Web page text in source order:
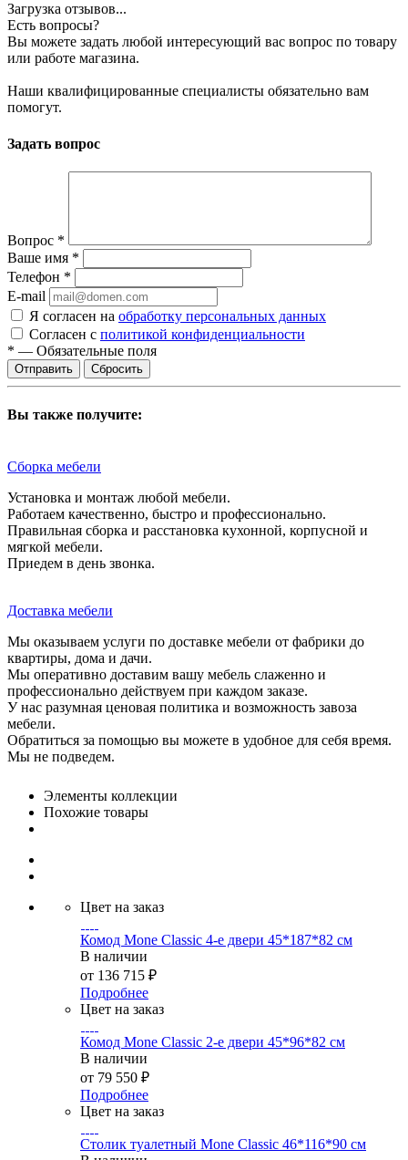
Загрузка отзывов...
Есть вопросы?
Вы можете задать любой интересующий вас вопрос по товару
или работе магазина.
Наши квалифицированные специалисты обязательно вам
помогут.
Задать вопрос
Вопрос *
Ваше имя *
Телефон *
E-mail
Я согласен на обработку персональных данных
Согласен с политикой конфиденциальности
* — Обязательные поля
Сбросить
Вы также получите:
Сборка мебели
Установка и монтаж любой мебели.
Работаем качественно, быстро и профессионально.
Правильная сборка и расстановка кухонной, корпусной и
мягкой мебели.
Приедем в день звонка.
Доставка мебели
Мы оказываем услуги по доставке мебели от фабрики до
квартиры, дома и дачи.
Мы оперативно доставим вашу мебель слаженно и
профессионально действуем при каждом заказе.
У нас разумная ценовая политика и возможность завоза
мебели.
Обратиться за помощью вы можете в удобное для себя время.
Мы не подведем.
Элементы коллекции
Похожие товары
Цвет на заказ
Комод Mone Classic 4-е двери 45*187*82 см
В наличии
от 136 715 ₽
Подробнее
Цвет на заказ
Комод Mone Classic 2-е двери 45*96*82 см
В наличии
от 79 550 ₽
Подробнее
Цвет на заказ
Столик туалетный Mone Classic 46*116*90 см